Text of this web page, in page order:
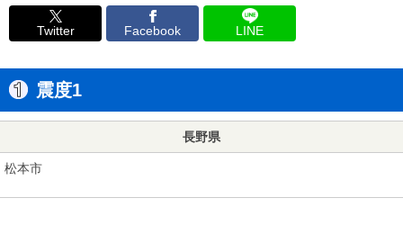
Twitter Facebook LINE
震度1
長野県
松本市